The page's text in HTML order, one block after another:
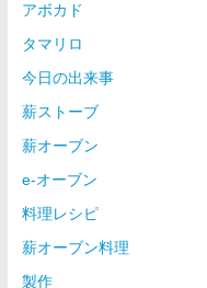
アボカド
タマリロ
今日の出来事
薪ストーブ
薪オーブン
e-オーブン
料理レシピ
薪オーブン料理
製作